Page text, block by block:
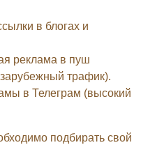
в блогах и
реклама в пуш
трафик).
в Телеграм (высокий
подбирать свой